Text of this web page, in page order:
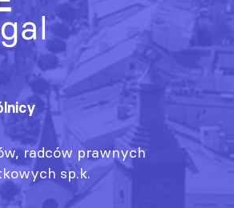
radców prawnych
sp.k.